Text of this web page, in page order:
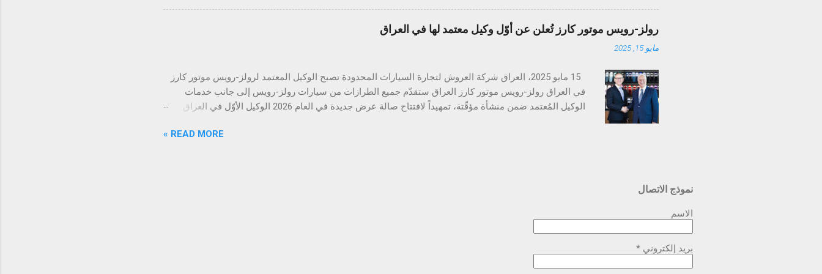
بدقّتها الهندسية وأدائها العالي وتصميمها الأنيق الذي يجمع بين الحداثة والاعتمادية، والمصمّمة خصيصاً لتناسب
أجواء واحتياجات الشرق الأوسط. تبدأ المرحلة الأولى بإطلاق مركزين متكاملين يشملان مبيعات وخدمات ما بعد
البيع وقطع الغيار في بغداد والسليمانية، كخطوة أولى ضمن خطة توسّع طموحة تهدف إلى تقديم تجربة مازدا
رولز-رويس موتور كارز تُعلن عن أوّل وكيل معتمد لها في العراق
مايو 15, 2025
15 مايو 2025، العراق شركة العروش لتجارة السيارات المحدودة تصبح الوكيل المعتمد لرولز-رويس موتور كارز
في العراق رولز-رويس موتور كارز العراق ستقدّم جميع الطرازات من سيارات رولز-رويس إلى جانب خدمات
الوكيل المُعتمد ضمن منشأة مؤقّتة، تمهيداً لافتتاح صالة عرض جديدة في العام 2026 الوكيل الأوّل في العراق
ويُرتقب أن تُظهر نمواً مستداماً في الفترة المقبلة أعلنت رولز-رويس موتور كارز الشرق الأوسط وأفريقيا عن
READ MORE »
نموذج الاتصال
الاسم
بريد إلكتروني *